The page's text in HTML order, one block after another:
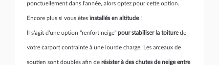
ponctuellement dans l'année, alors optez pour cette option.
Encore plus si vous êtes installés en altitude!
Il s'agit d'une option "renfort neige" pour stabiliser la toiturede
votre carport contrainte à une lourde charge. Les arceaux de
soutien sont doublés afin de résister à des chutes de neige entre